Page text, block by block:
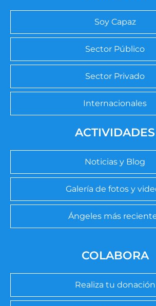
Soy Capaz
Sector Público
Sector Privado
Internacionales
ACTIVIDADES
Noticias y Blog
Galería de fotos y
Ángeles más
COLABORA
Realiza tu donación